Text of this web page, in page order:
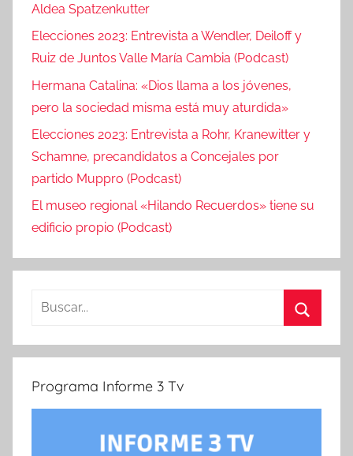
Aldea Spatzenkutter
Elecciones 2023: Entrevista a Wendler, Deiloff y
Ruiz de Juntos Valle María Cambia (Podcast)
Hermana Catalina: «Dios llama a los jóvenes,
pero la sociedad misma está muy aturdida»
Elecciones 2023: Entrevista a Rohr, Kranewitter y
Schamne, precandidatos a Concejales por
partido Muppro (Podcast)
El museo regional «Hilando Recuerdos» tiene su
edificio propio (Podcast)
Buscar:
Programa Informe 3 Tv